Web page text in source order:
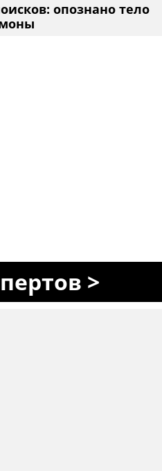
опознано тело
>